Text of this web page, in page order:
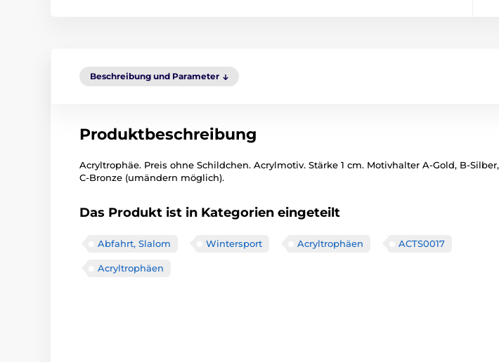
Beschreibung und Parameter
Produktbeschreibung
Acryltrophäe. Preis ohne Schildchen. Acrylmotiv. Stärke 1 cm. Motivhalter A-Gold, B-Silber,
C-Bronze (umändern möglich).
Das Produkt ist in Kategorien eingeteilt
Abfahrt, Slalom Wintersport Acryltrophäen ACTS0017
Acryltrophäen